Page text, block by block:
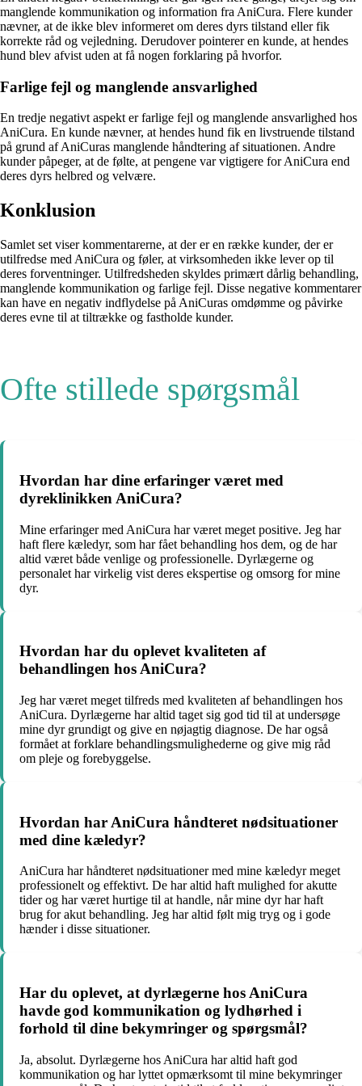
manglende kommunikation og information fra AniCura. Flere kunder
nævner, at de ikke blev informeret om deres dyrs tilstand eller fik
korrekte råd og vejledning. Derudover pointerer en kunde, at hendes
hund blev afvist uden at få nogen forklaring på hvorfor.
Farlige fejl og manglende ansvarlighed
En tredje negativt aspekt er farlige fejl og manglende ansvarlighed hos
AniCura. En kunde nævner, at hendes hund fik en livstruende tilstand
på grund af AniCuras manglende håndtering af situationen. Andre
kunder påpeger, at de følte, at pengene var vigtigere for AniCura end
deres dyrs helbred og velvære.
Konklusion
Samlet set viser kommentarerne, at der er en række kunder, der er
utilfredse med AniCura og føler, at virksomheden ikke lever op til
deres forventninger. Utilfredsheden skyldes primært dårlig behandling,
manglende kommunikation og farlige fejl. Disse negative kommentarer
kan have en negativ indflydelse på AniCuras omdømme og påvirke
deres evne til at tiltrække og fastholde kunder.
Ofte stillede spørgsmål
Hvordan har dine erfaringer været med
dyreklinikken AniCura?
Mine erfaringer med AniCura har været meget positive. Jeg har
haft flere kæledyr, som har fået behandling hos dem, og de har
altid været både venlige og professionelle. Dyrlægerne og
personalet har virkelig vist deres ekspertise og omsorg for mine
dyr.
Hvordan har du oplevet kvaliteten af
behandlingen hos AniCura?
Jeg har været meget tilfreds med kvaliteten af behandlingen hos
AniCura. Dyrlægerne har altid taget sig god tid til at undersøge
mine dyr grundigt og give en nøjagtig diagnose. De har også
formået at forklare behandlingsmulighederne og give mig råd
om pleje og forebyggelse.
Hvordan har AniCura håndteret nødsituationer
med dine kæledyr?
AniCura har håndteret nødsituationer med mine kæledyr meget
professionelt og effektivt. De har altid haft mulighed for akutte
tider og har været hurtige til at handle, når mine dyr har haft
brug for akut behandling. Jeg har altid følt mig tryg og i gode
hænder i disse situationer.
Har du oplevet, at dyrlægerne hos AniCura
havde god kommunikation og lydhørhed i
forhold til dine bekymringer og spørgsmål?
Ja, absolut. Dyrlægerne hos AniCura har altid haft god
kommunikation og har lyttet opmærksomt til mine bekymringer